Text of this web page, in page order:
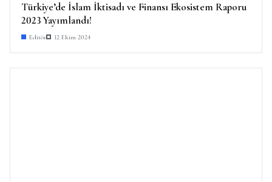
Türkiye’de İslam İktisadı ve Finansı Ekosistem Raporu
2023 Yayımlandı!
Editör 12 Ekim 2024